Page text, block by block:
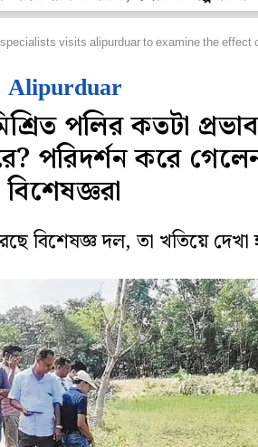
visits alipurduar to examine the effect
Alipurduar
পলির কতটা প্রভাব
পরিদর্শন করে
বিশেষজ্ঞরা
বিশেষজ্ঞ দল, তা খতিয়ে দেখা